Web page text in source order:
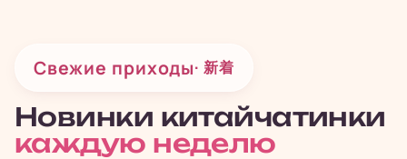
Свежие приходы· 新着
Новинки китайчатинки
каждую неделю